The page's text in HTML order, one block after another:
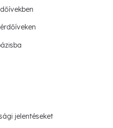
jelentéseket